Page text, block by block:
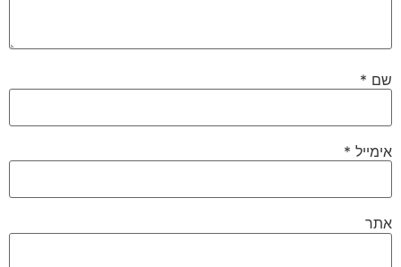
שם *
אימייל *
אתר